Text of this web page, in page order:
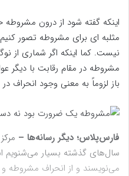
اینکه گفته شود از درون
مثلبه ای برای مشروطه تصور
نیست. کما اینکه اگر شماری از
مشروطه در مقام رقابت با دیگر
باز لزوماً به معنی وجود
فارس‌پلاس؛ دیگر رسانه‌ها –
سال‌های گذشته بسیار می‌شنویم
می‌نویسند و از انحراف مشروطه و